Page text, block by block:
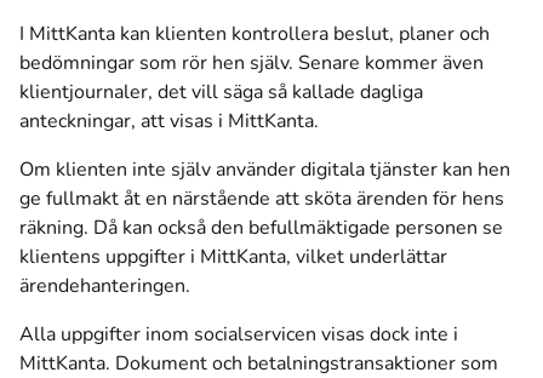
I MittKanta kan klienten kontrollera beslut, planer och
bedömningar som rör hen själv. Senare kommer även
klientjournaler, det vill säga så kallade dagliga
anteckningar, att visas i MittKanta.
Om klienten inte själv använder digitala tjänster kan hen
ge fullmakt åt en närstående att sköta ärenden för hens
räkning. Då kan också den befullmäktigade personen se
klientens uppgifter i MittKanta, vilket underlättar
ärendehanteringen.
Alla uppgifter inom socialservicen visas dock inte i
MittKanta. Dokument och betalningstransaktioner som